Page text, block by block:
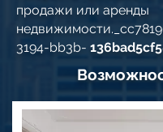
продажи или аренды
3194-bb3b-